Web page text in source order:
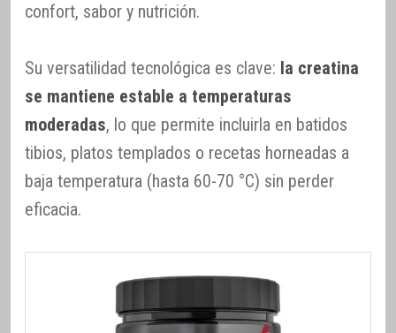
confort, sabor y nutrición.
Su versatilidad tecnológica es clave: la creatina
se mantiene estable a temperaturas
moderadas, lo que permite incluirla en batidos
tibios, platos templados o recetas horneadas a
baja temperatura (hasta 60-70 °C) sin perder
eficacia.